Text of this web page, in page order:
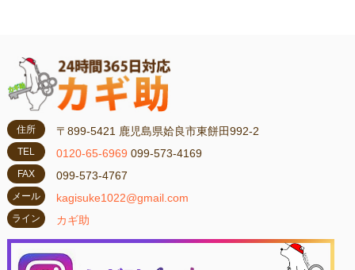
住所 〒899-5421 鹿児島県姶良市東餅田992-2
TEL 0120-65-6969 099-573-4169
FAX 099-573-4767
メール kagisuke1022@gmail.com
ライン カギ助